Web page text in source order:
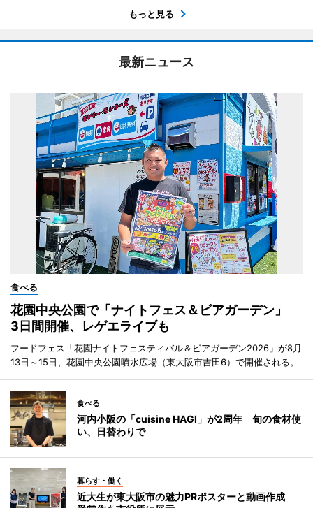
もっと見る
最新ニュース
食べる
花園中央公園で「ナイトフェス＆ビアガーデン」
3日間開催、レゲエライブも
フードフェス「花園ナイトフェスティバル＆ビアガーデン2026」が8月
13日～15日、花園中央公園噴水広場（東大阪市吉田6）で開催される。
食べる
河内小阪の「cuisine HAGI」が2周年 旬の食材使
い、日替わりで
暮らす・働く
近大生が東大阪市の魅力PRポスターと動画作成